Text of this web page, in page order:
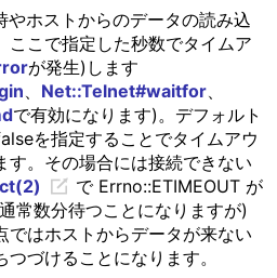
ホストからのデータの読み込
ここで指定した秒数でタイムア
が発生)します
、 Net::Telnet#waitfor、
で有効になります)。デフォルト
を指定することでタイムアウ
す。その場合には接続できない
で Errno::ETIMEOUT が
常数分待つことになりますが)
ではホストからデータが来ない
つづけることになります。